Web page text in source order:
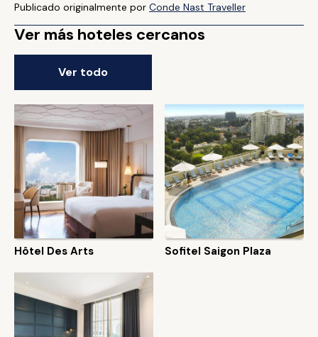
Publicado originalmente por Conde Nast Traveller
Ver más hoteles cercanos
Ver todo
Hôtel Des Arts Sofitel Saigon Plaza